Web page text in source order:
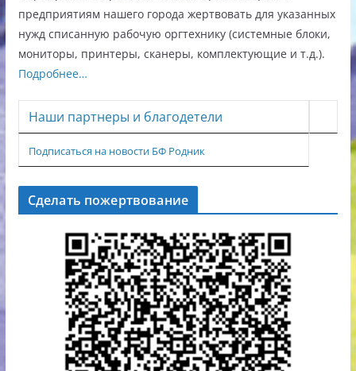
предприятиям нашего города жертвовать для указанных
нужд списанную рабочую оргтехнику (системные блоки,
мониторы, принтеры, сканеры, комплектующие и т.д.).
Подробнее…
Наши партнеры и благодетели
Подписаться на новости БФ Родник
Сделать пожертвование